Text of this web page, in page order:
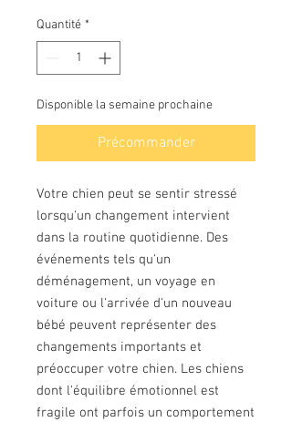
pour
1
Kilogramme
Quantité *
Disponible la semaine prochaine
Précommander
Votre chien peut se sentir stressé
lorsqu'un changement intervient
dans la routine quotidienne. Des
événements tels qu'un
déménagement, un voyage en
voiture ou l'arrivée d'un nouveau
bébé peuvent représenter des
changements importants et
préoccuper votre chien. Les chiens
dont l'équilibre émotionnel est
fragile ont parfois un comportement